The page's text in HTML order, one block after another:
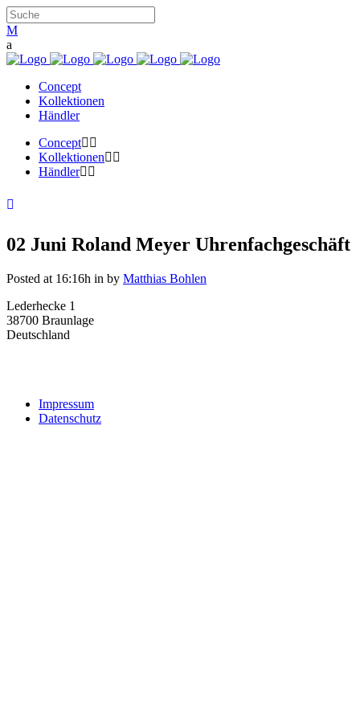
Concept
Kollektionen
Händler
Concept
Kollektionen
Händler
02 Juni Roland Meyer Uhrenfachgeschäft
Posted at 16:16h in by Matthias Bohlen
Lederhecke 1
38700 Braunlage
Deutschland
Impressum
Datenschutz